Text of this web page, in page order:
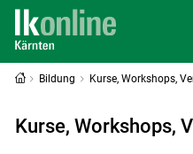
Bildung Kurse, Workshops,
Kurse, Workshops,